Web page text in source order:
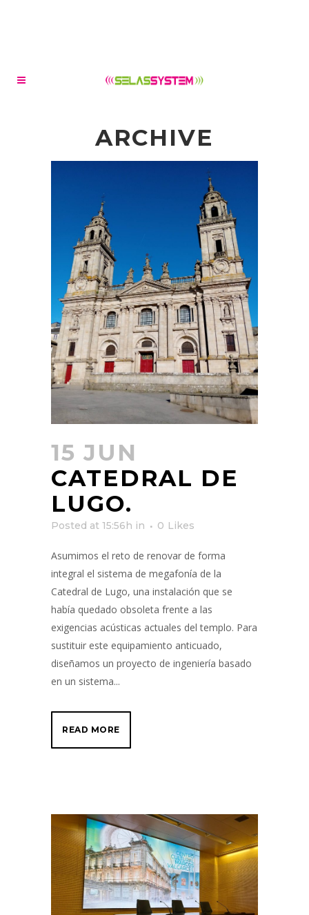
ARCHIVE
15 JUN
CATEDRAL DE
LUGO.
Posted at 15:56h in 0 Likes
Asumimos el reto de renovar de forma
integral el sistema de megafonía de la
Catedral de Lugo, una instalación que se
había quedado obsoleta frente a las
exigencias acústicas actuales del templo. Para
sustituir este equipamiento anticuado,
diseñamos un proyecto de ingeniería basado
en un sistema...
READ MORE